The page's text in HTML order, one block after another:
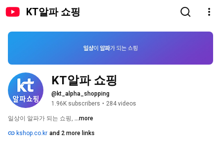
KT알파 쇼핑
KT알파 쇼핑
@kt_alpha_shopping
1.96K subscribers • 284 videos
일상이 알파가 되는 쇼핑, ...more
kshop.co.kr and 2 more links